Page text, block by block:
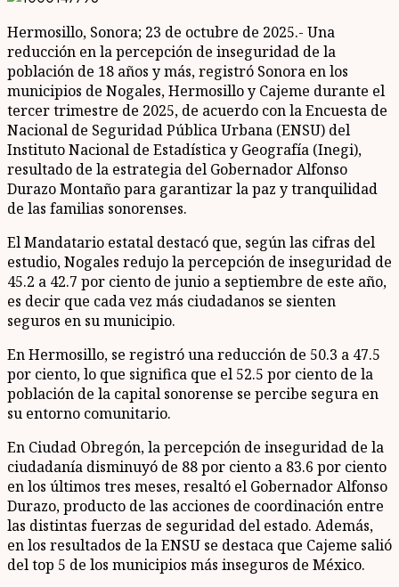
Hermosillo, Sonora; 23 de octubre de 2025.- Una
reducción en la percepción de inseguridad de la
población de 18 años y más, registró Sonora en los
municipios de Nogales, Hermosillo y Cajeme durante el
tercer trimestre de 2025, de acuerdo con la Encuesta de
Nacional de Seguridad Pública Urbana (ENSU) del
Instituto Nacional de Estadística y Geografía (Inegi),
resultado de la estrategia del Gobernador Alfonso
Durazo Montaño para garantizar la paz y tranquilidad
de las familias sonorenses.
El Mandatario estatal destacó que, según las cifras del
estudio, Nogales redujo la percepción de inseguridad de
45.2 a 42.7 por ciento de junio a septiembre de este año,
es decir que cada vez más ciudadanos se sienten
seguros en su municipio.
En Hermosillo, se registró una reducción de 50.3 a 47.5
por ciento, lo que significa que el 52.5 por ciento de la
población de la capital sonorense se percibe segura en
su entorno comunitario.
En Ciudad Obregón, la percepción de inseguridad de la
ciudadanía disminuyó de 88 por ciento a 83.6 por ciento
en los últimos tres meses, resaltó el Gobernador Alfonso
Durazo, producto de las acciones de coordinación entre
las distintas fuerzas de seguridad del estado. Además,
en los resultados de la ENSU se destaca que Cajeme salió
del top 5 de los municipios más inseguros de México.